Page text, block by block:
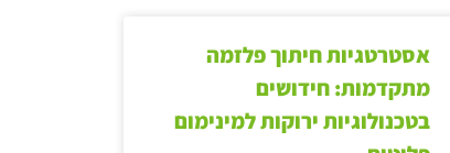
אסטרטגיות חיתוך פלזמה
מתקדמות: חידושים
בטכנולוגיות ירוקות למינימום